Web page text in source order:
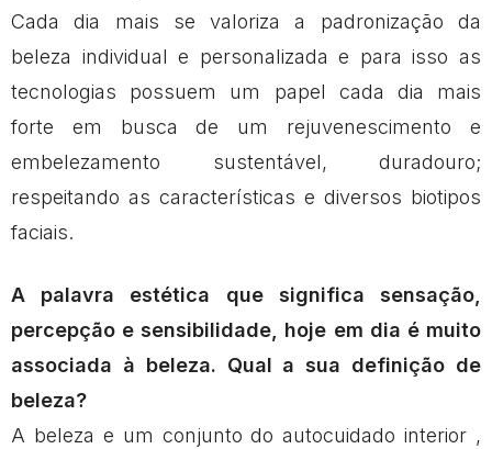
Cada dia mais se valoriza a padronização da
beleza individual e personalizada e para isso as
tecnologias possuem um papel cada dia mais
forte em busca de um rejuvenescimento e
embelezamento sustentável, duradouro;
respeitando as características e diversos biotipos
faciais.
A palavra estética que significa sensação,
percepção e sensibilidade, hoje em dia é muito
associada à beleza. Qual a sua definição de
beleza?
A beleza e um conjunto do autocuidado interior ,